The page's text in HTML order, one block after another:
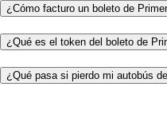
¿Cómo facturo un boleto de
¿Qué es el token del boleto de
¿Qué pasa si pierdo mi autobús